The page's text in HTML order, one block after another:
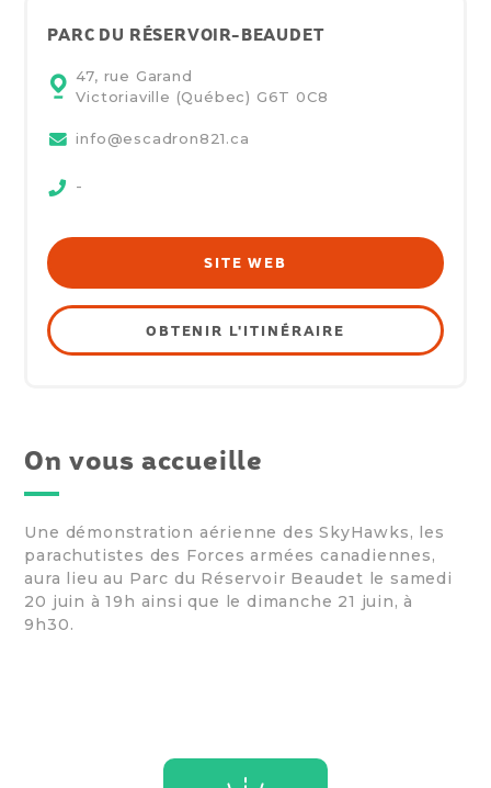
PARC DU RÉSERVOIR-BEAUDET
47, rue Garand
Victoriaville (Québec) G6T 0C8
info@escadron821.ca
-
SITE WEB
OBTENIR L'ITINÉRAIRE
On vous accueille
Une démonstration aérienne des SkyHawks, les
parachutistes des Forces armées canadiennes,
aura lieu au Parc du Réservoir Beaudet le samedi
20 juin à 19h ainsi que le dimanche 21 juin, à
9h30.